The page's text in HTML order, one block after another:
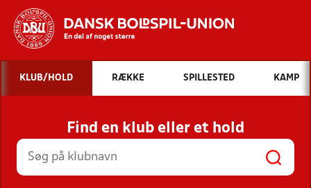
Hvad vil du søge efter?
INDHOLD OG NYHEDER
STILLINGER, RESULTATER, KLUBBER OG
HOLD
KLUB/HOLD RÆKKE SPILLESTED KAMP
Find en klub eller et hold